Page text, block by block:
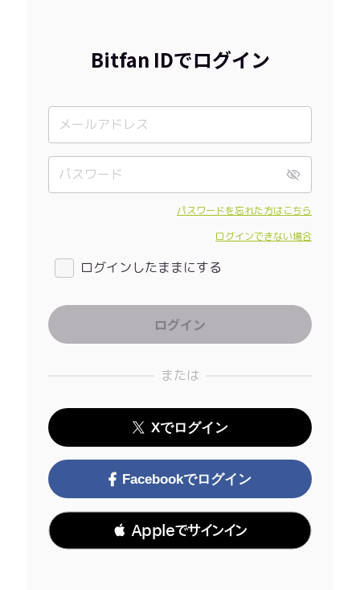
Bitfan IDでログイン
パスワードを忘れた方はこちら
ログインできない場合
ログインしたままにする
または
Xでログイン
Facebookでログイン
 Appleでサインイン